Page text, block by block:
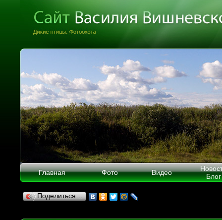
Главная Фото Видео
Блог
Поделиться…